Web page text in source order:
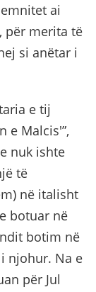
ai
për merita të
si anëtar i
e tij
e Malcis'”,
nuk ishte
të
në italisht
botuar në
botim në
njohur. Na e
për Jul